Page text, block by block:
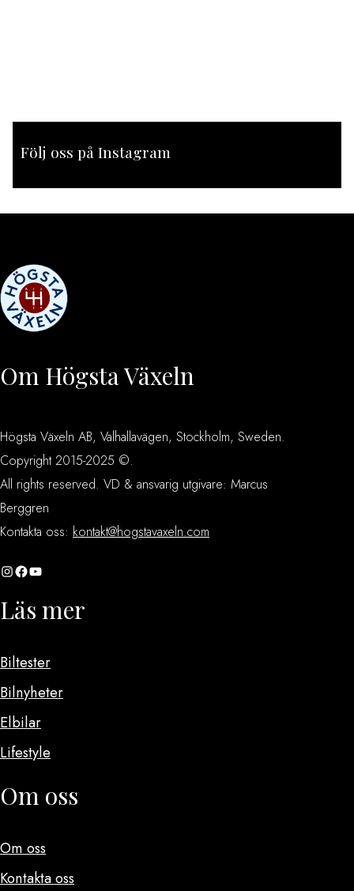
Följ oss på Instagram
Om Högsta Växeln
Högsta Växeln AB, Valhallavägen, Stockholm, Sweden.
Copyright 2015-2025 ©.
All rights reserved. VD & ansvarig utgivare: Marcus
Berggren
Kontakta oss: kontakt@hogstavaxeln.com
InstagramFacebook YouTube
Läs mer
Biltester
Bilnyheter
Elbilar
Lifestyle
Om oss
Om oss
Kontakta oss